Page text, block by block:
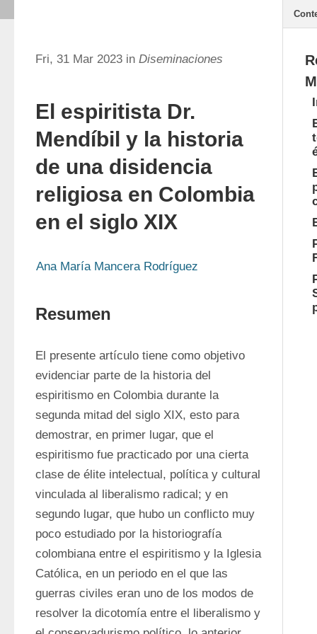
Fri, 31 Mar 2023 in Diseminaciones
El espiritista Dr.
Mendíbil y la historia
de una disidencia
religiosa en Colombia
en el siglo XIX
Ana María Mancera Rodríguez
Resumen
El presente artículo tiene como objetivo
evidenciar parte de la historia del
espiritismo en Colombia durante la
segunda mitad del siglo XIX, esto para
demostrar, en primer lugar, que el
espiritismo fue practicado por una cierta
clase de élite intelectual, política y cultural
vinculada al liberalismo radical; y en
segundo lugar, que hubo un conflicto muy
poco estudiado por la historiografía
colombiana entre el espiritismo y la Iglesia
Católica, en un periodo en el que las
guerras civiles eran uno de los modos de
resolver la dicotomía entre el liberalismo y